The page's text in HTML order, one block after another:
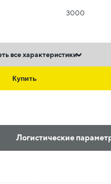
3000
все характеристики
Купить
Логистические